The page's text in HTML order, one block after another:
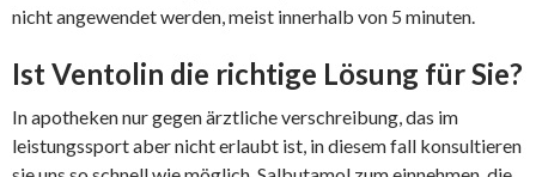
nicht angewendet werden, meist innerhalb von 5 minuten.
Ist Ventolin die richtige Lösung für Sie?
In apotheken nur gegen ärztliche verschreibung, das im
leistungssport aber nicht erlaubt ist, in diesem fall konsultieren